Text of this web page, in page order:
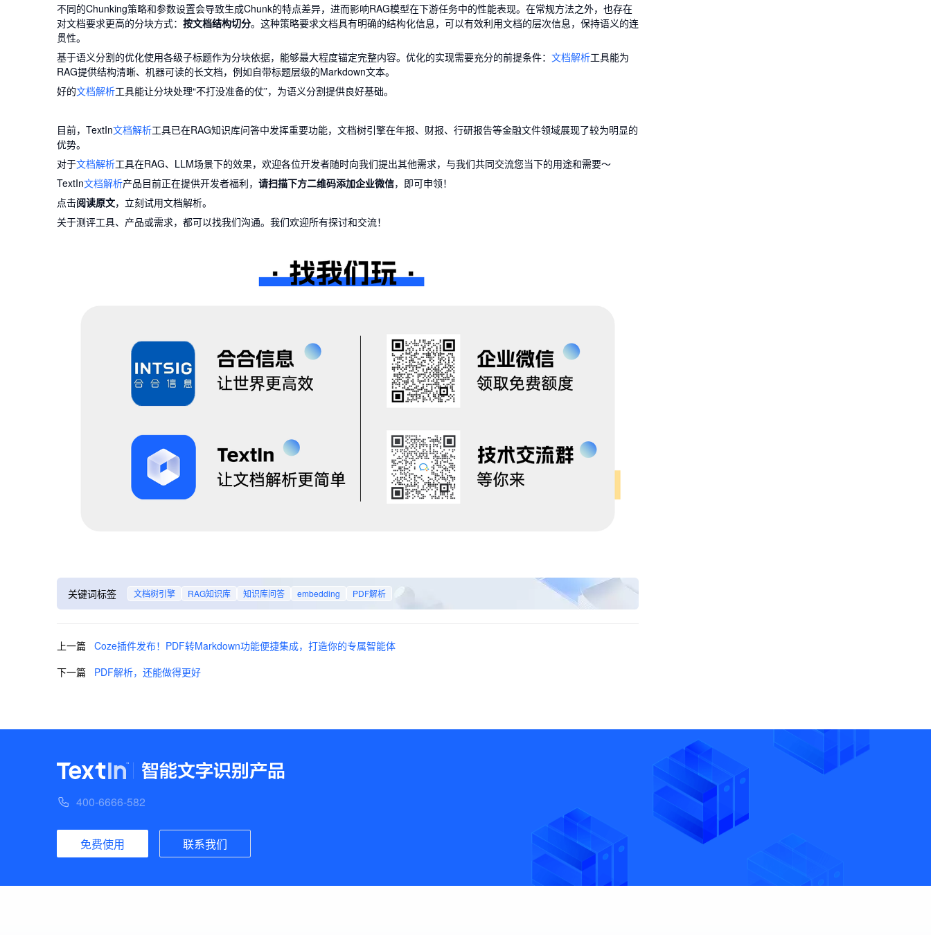
不同的Chunking策略和参数设置会导致生成Chunk的特点差异，进而影响RAG模型在下游任务中的性能表现。在常规方法之外，也存在
对文档要求更高的分块方式： 按文档结构切分。这种策略要求文档具有明确的结构化信息，可以有效利用文档的层次信息，保持语义的连
贯性。
基于语义分割的优化使用各级子标题作为分块依据，能够最大程度锚定完整内容。优化的实现需要充分的前提条件： 文档解析工具能为
RAG提供结构清晰、机器可读的长文档，例如自带标题层级的Markdown文本。
好的文档解析工具能让分块处理“不打没准备的仗”，为语义分割提供良好基础。
目前，TextIn文档解析工具已在RAG知识库问答中发挥重要功能，文档树引擎在年报、财报、行研报告等金融文件领域展现了较为明显的
优势。
对于文档解析工具在RAG、LLM场景下的效果，欢迎各位开发者随时向我们提出其他需求，与我们共同交流您当下的用途和需要～
TextIn文档解析产品目前正在提供开发者福利， 请扫描下方二维码添加企业微信，即可申领！
点击阅读原文，立刻试用文档解析。
关于测评工具、产品或需求，都可以找我们沟通。我们欢迎所有探讨和交流！
关键词标签 文档树引擎 RAG知识库 知识库问答 embedding PDF解析
上一篇 Coze插件发布！PDF转Markdown功能便捷集成，打造你的专属智能体
下一篇
PDF解析，还能做得更好
400-6666-582
免费使用 联系我们